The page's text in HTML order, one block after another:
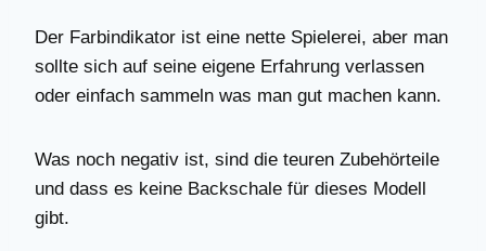
Der Farbindikator ist eine nette Spielerei, aber man
sollte sich auf seine eigene Erfahrung verlassen
oder einfach sammeln was man gut machen kann.
Was noch negativ ist, sind die teuren Zubehörteile
und dass es keine Backschale für dieses Modell
gibt.